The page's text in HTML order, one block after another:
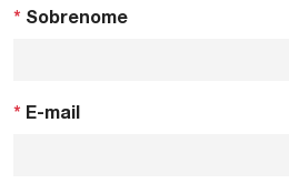
* Sobrenome
* E-mail